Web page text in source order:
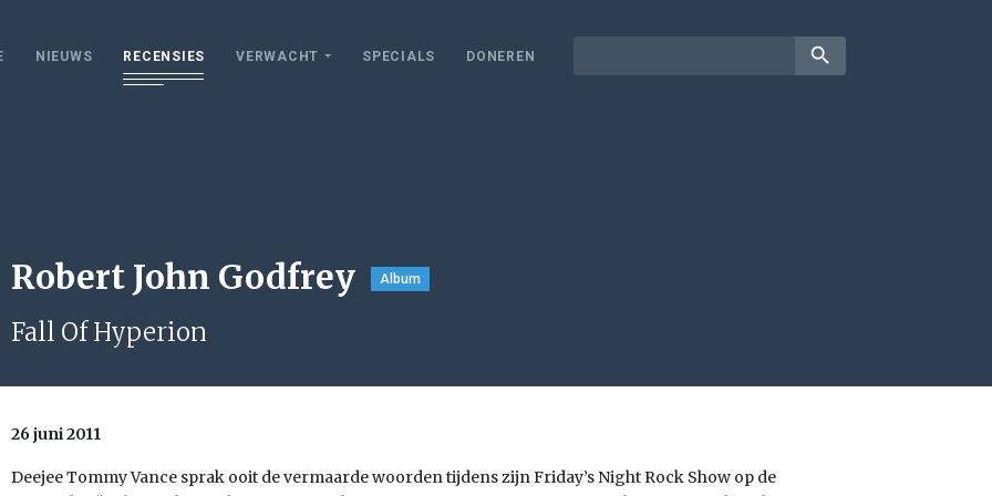
NIEUWS RECENSIES VERWACHT SPECIALS DONEREN search
Robert John Godfrey Album
Fall Of Hyperion
26 juni 2011
Deejee Tommy Vance sprak ooit de vermaarde woorden tijdens zijn Friday’s Night Rock Show op de